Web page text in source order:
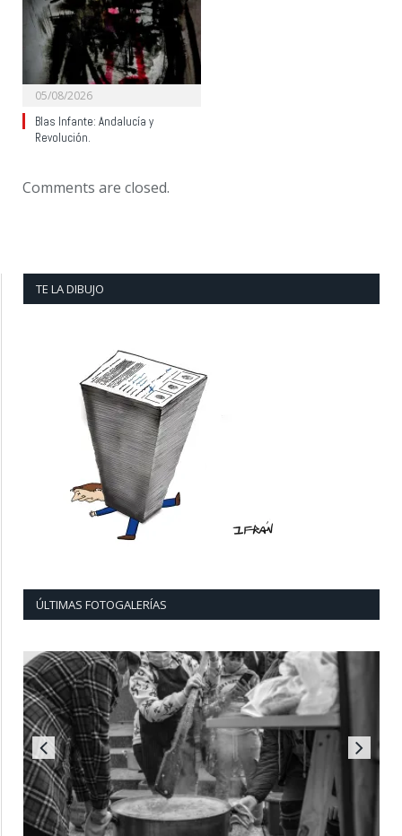
05/08/2026
Blas Infante: Andalucía y
Revolución.
Comments are closed.
TE LA DIBUJO
ÚLTIMAS FOTOGALERÍAS